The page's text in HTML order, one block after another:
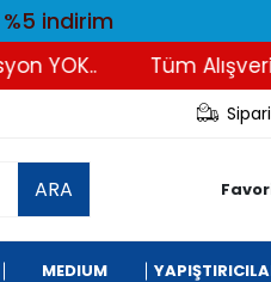
indirim
Tüm
ARA
MEDIUM